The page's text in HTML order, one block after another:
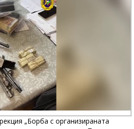
„Борба с организираната